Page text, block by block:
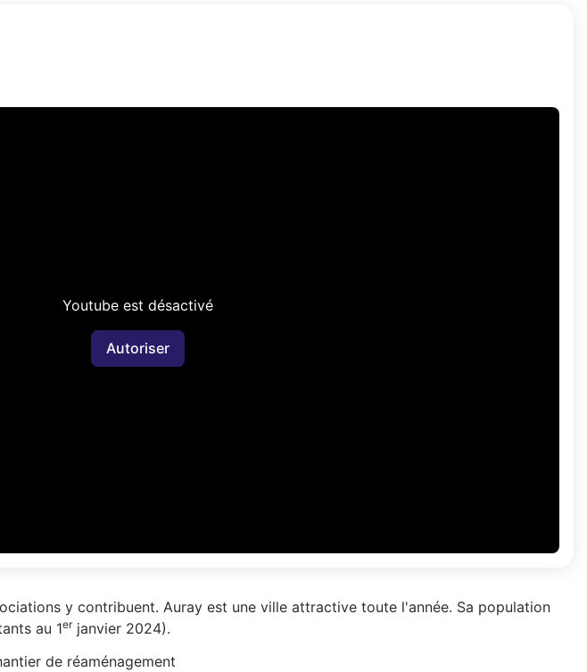
Youtube est désactivé
Autoriser
y contribuent. Auray est une ville attractive toute l'année. Sa population
au 1erjanvier 2024).
de réaménagement